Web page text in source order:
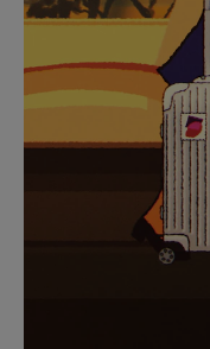
SUR
POUR
PAUSE
LE
SON